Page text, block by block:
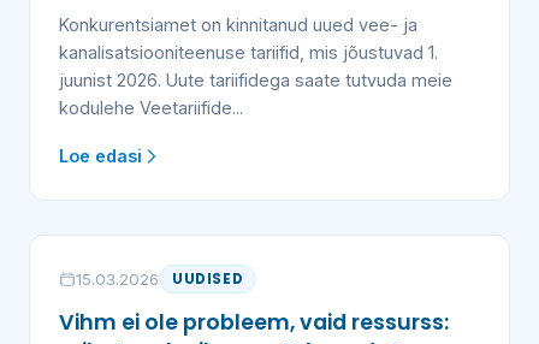
Konkurentsiamet on kinnitanud uued vee- ja
kanalisatsiooniteenuse tariifid, mis jõustuvad 1.
juunist 2026. Uute tariifidega saate tutvuda meie
kodulehe Veetariifide...
Loe edasi
15.03.2026 UUDISED
Vihm ei ole probleem, vaid ressurss: